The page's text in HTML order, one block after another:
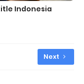
Indonesia
Next